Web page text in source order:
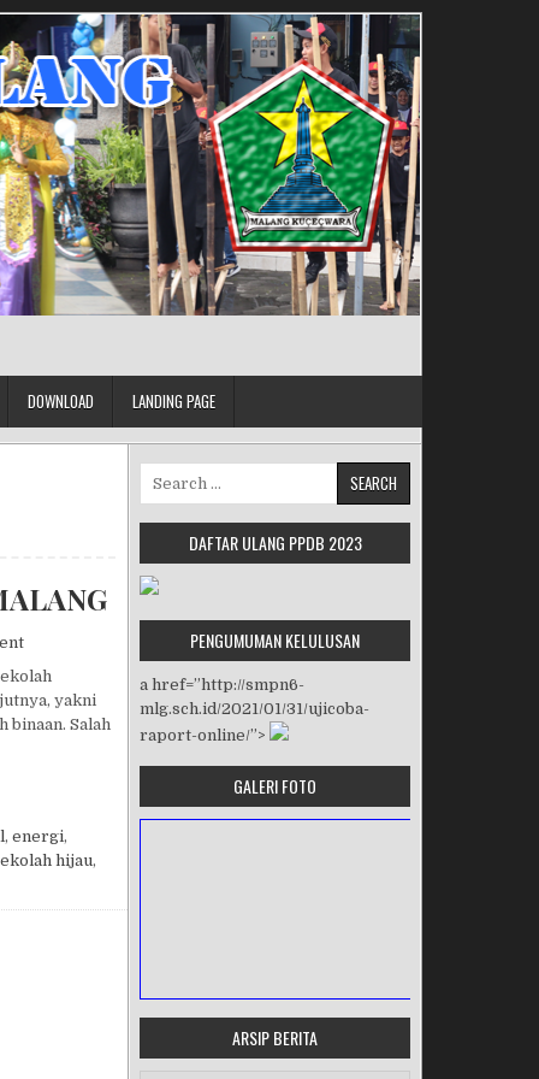
DOWNLOAD LANDING PAGE
on KERJA SAMA SMP N 6 MALANG DAN SMP N 4 MALANG
yakni
binaan. Salah
, energi,
hijau,
Search for:
DAFTAR ULANG PPDB 2023
PENGUMUMAN KELULUSAN
a href=”http://smpn6-
mlg.sch.id/2021/01/31/ujicoba-
raport-online/”>
GALERI FOTO
ARSIP BERITA